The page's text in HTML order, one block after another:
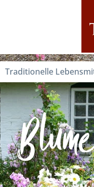
Traditionelle